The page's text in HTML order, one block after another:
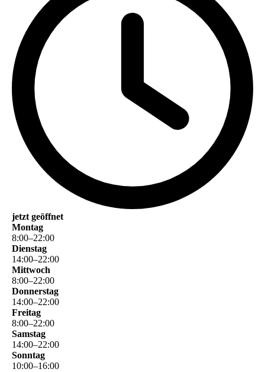
jetzt geöffnet
Montag
8:00–22:00
Dienstag
14:00–22:00
Mittwoch
8:00–22:00
Donnerstag
14:00–22:00
Freitag
8:00–22:00
Samstag
14:00–22:00
Sonntag
10:00–16:00